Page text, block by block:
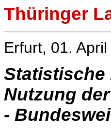
Thüringer
Erfurt, 01.
Statistische
Nutzung
-